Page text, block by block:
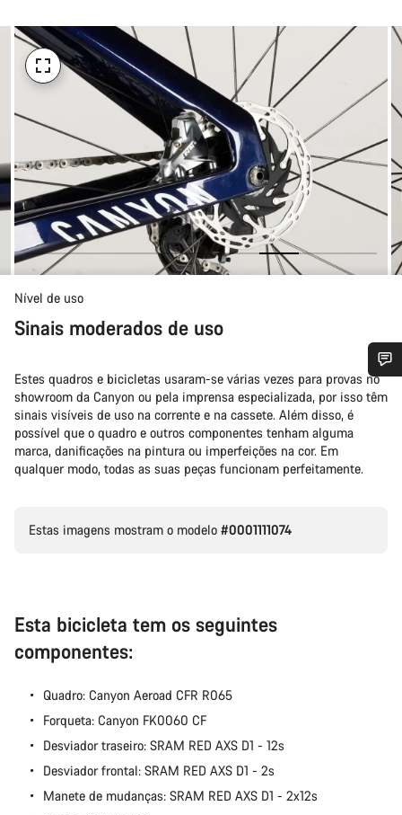
Nível de uso
Sinais moderados de uso
Estes quadros e bicicletas usaram-se várias vezes para provas no
showroom da Canyon ou pela imprensa especializada, por isso têm
sinais visíveis de uso na corrente e na cassete. Além disso, é
possível que o quadro e outros componentes tenham alguma
marca, danificações na pintura ou imperfeições na cor. Em
qualquer modo, todas as suas peças funcionam perfeitamente.
Estas imagens mostram o modelo #0001111074
Esta bicicleta tem os seguintes
componentes:
Quadro: Canyon Aeroad CFR R065
Forqueta: Canyon FK0060 CF
Desviador traseiro: SRAM RED AXS D1 - 12s
Desviador frontal: SRAM RED AXS D1 - 2s
Manete de mudanças: SRAM RED AXS D1 - 2x12s
Precisas de ajuda?
Os nossos peritos em apoio ao cliente estão prontos para
responder às tuas perguntas.